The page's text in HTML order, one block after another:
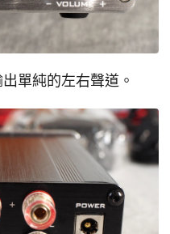
單純的左右聲道。